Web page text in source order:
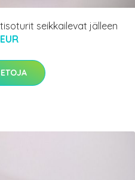
seikkailevat jälleen